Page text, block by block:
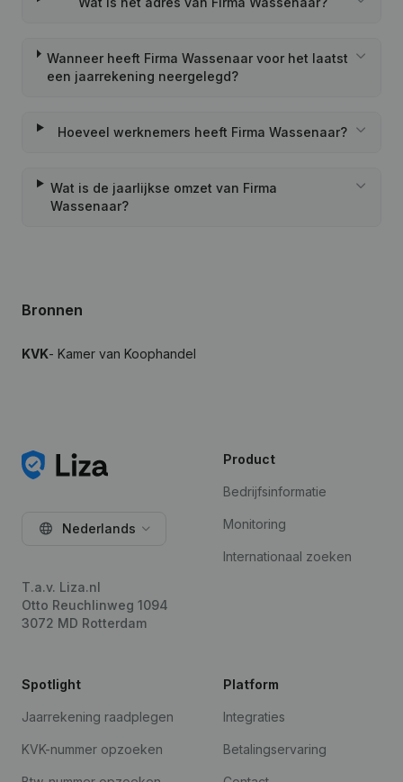
Wanneer heeft Firma Wassenaar voor het laatst
een jaarrekening neergelegd?
Hoeveel werknemers heeft Firma Wassenaar?
Wat is de jaarlijkse omzet van Firma
Wassenaar?
Bronnen
KVK- Kamer van Koophandel
Nederlands
T.a.v. Liza.nl
Otto Reuchlinweg 1094
3072 MD Rotterdam
Product
Bedrijfsinformatie
Monitoring
Internationaal zoeken
Spotlight
Jaarrekening raadplegen
KVK-nummer opzoeken
Platform
Integraties
Betalingservaring